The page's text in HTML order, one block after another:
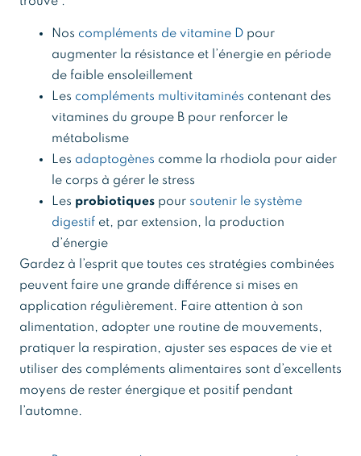
Nos compléments de vitamine D pour
augmenter la résistance et l’énergie en période
de faible ensoleillement
Les compléments multivitaminés contenant des
vitamines du groupe B pour renforcer le
métabolisme
Les adaptogènes comme la rhodiola pour aider
le corps à gérer le stress
Les probiotiques pour soutenir le système
digestif et, par extension, la production
d’énergie
Gardez à l’esprit que toutes ces stratégies combinées
peuvent faire une grande différence si mises en
application régulièrement. Faire attention à son
alimentation, adopter une routine de mouvements,
pratiquer la respiration, ajuster ses espaces de vie et
utiliser des compléments alimentaires sont d’excellents
moyens de rester énergique et positif pendant
l’automne.